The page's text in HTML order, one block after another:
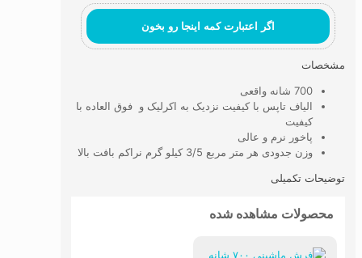
اگر اعتبارت کمه اینجا رو بخون
مشخصات
700 شانه واقعی
الیاف تاپس با کیفیت نزدیک به اکرلیک و فوق العاده با
کیفیت
پاخور نرم و عالی
وزن جدودی هر متر مربع 3/5 کیلو گرم نراکم بافت بالا
توضیحات تکمیلی
محصولات مشاهده شده